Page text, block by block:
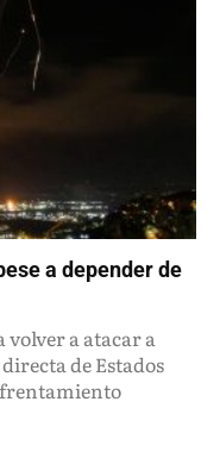
a depender de
a atacar a
de Estados